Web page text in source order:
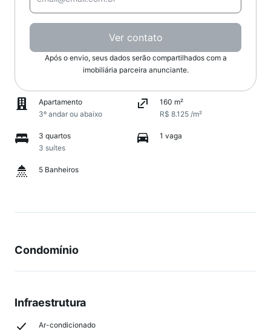
Ver contato
Após o envio, seus dados serão compartilhados com a
imobiliária parceira anunciante.
Apartamento
3º andar ou abaixo
160 m²
R$ 8.125 /m²
3 quartos
3 suítes
1 vaga
5 Banheiros
Condomínio
Infraestrutura
Ar-condicionado